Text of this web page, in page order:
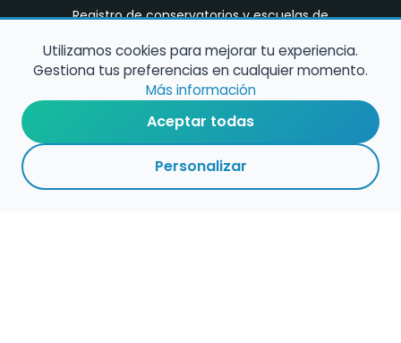
Registro de conservatorios y escuelas de
Configura alertas de empleo
Contacta con nosotros
Utilizamos cookies para mejorar tu experiencia.
Gestiona tus preferencias en cualquier momento.
Más información
Aceptar todas
Personalizar